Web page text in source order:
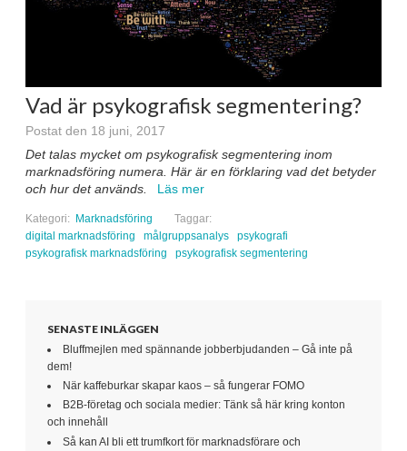
Vad är psykografisk segmentering?
Postat den 18 juni, 2017
Det talas mycket om psykografisk segmentering inom
marknadsföring numera. Här är en förklaring vad det betyder
och hur det används.
Läs mer
Kategori: Marknadsföring
Taggar:
digital marknadsföring
målgruppsanalys
psykografi
psykografisk marknadsföring
psykografisk segmentering
SENASTE INLÄGGEN
Bluffmejlen med spännande jobberbjudanden – Gå inte på
dem!
När kaffeburkar skapar kaos – så fungerar FOMO
B2B-företag och sociala medier: Tänk så här kring konton
och innehåll
Så kan AI bli ett trumfkort för marknadsförare och